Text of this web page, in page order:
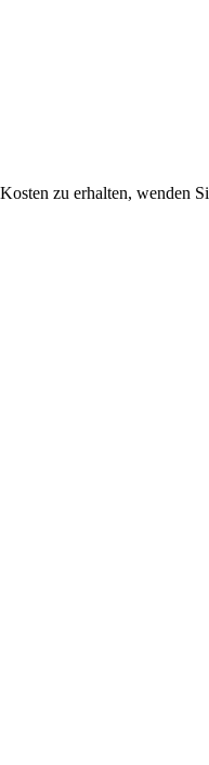
zu erhalten, wenden